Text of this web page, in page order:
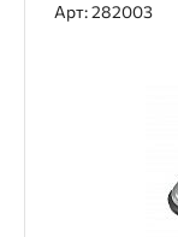
Арт: 282003